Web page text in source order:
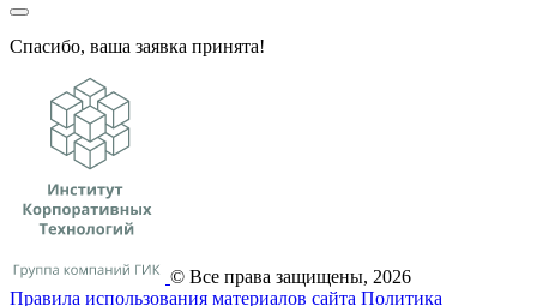
Спасибо, ваша заявка принята!
© Все права защищены, 2026
Правила использования материалов сайта Политика